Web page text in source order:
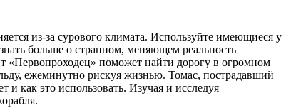
из-за сурового климата. Используйте имеющиеся у
больше о странном, меняющем реальность
«Первопроходец» поможет найти дорогу в огромном
ежеминутно рискуя жизнью. Томас, пострадавший
и как это использовать. Изучая и исследуя